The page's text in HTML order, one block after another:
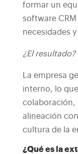
formar un
software
necesidades
¿El resultado?
La empresa
interno, lo
colaboración,
alineación
cultura de la
¿Qué es la